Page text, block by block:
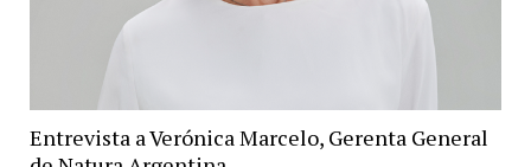
Entrevista a Verónica Marcelo, Gerenta General